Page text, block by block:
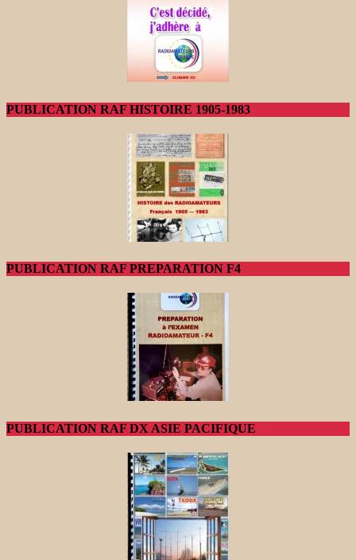
PUBLICATION RAF HISTOIRE 1905-1983
PUBLICATION RAF PREPARATION F4
PUBLICATION RAF DX ASIE PACIFIQUE